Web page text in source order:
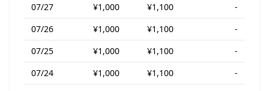
07/27
¥1,000 ¥1,100
-
07/26
¥1,000 ¥1,100
-
07/25
¥1,000 ¥1,100
-
07/24
¥1,000 ¥1,100
-